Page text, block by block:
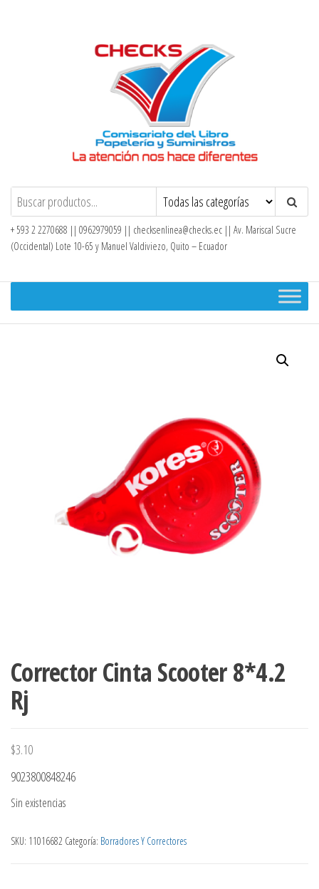
Checks – Tienda en Línea
+ 593 2 2270688 || 0962979059 || checksenlinea@checks.ec || Av. Mariscal Sucre
(Occidental) Lote 10-65 y Manuel Valdiviezo, Quito – Ecuador
Corrector Cinta Scooter 8*4.2
Rj
$3.10
9023800848246
Sin existencias
SKU: 11016682 Categoría: Borradores Y Correctores